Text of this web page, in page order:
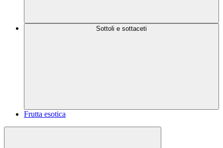
Sottoli e sottaceti
Frutta esotica